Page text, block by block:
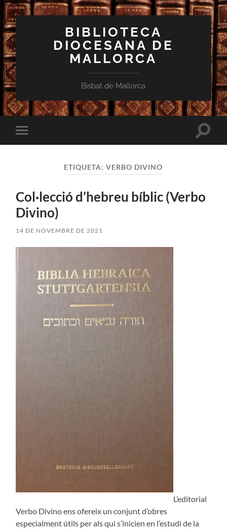
BIBLIOTECA
DIOCESANA DE
MALLORCA
Bisbat de Mallorca
Toggle
mobile
Toggle
ETIQUETA:VERBO DIVINO
Col·lecció d’hebreu bíblic (Verbo
Divino)
14 DE NOVEMBRE DE 2021
L’editorial
Verbo Divino ens ofereix un conjunt d’obres
especialment útils per als qui s’inicien en l’estudi de la